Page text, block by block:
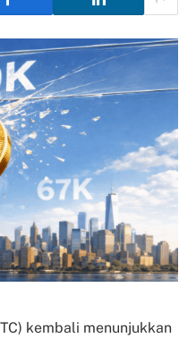
kembali menunjukkan